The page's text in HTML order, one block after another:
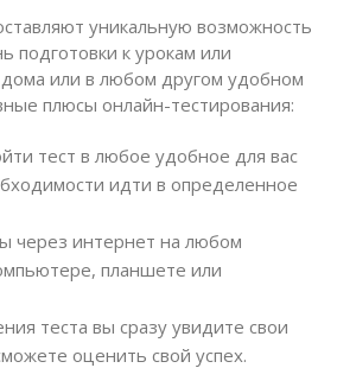
уникальную возможность
подготовки к урокам или
или в любом другом удобном
плюсы онлайн-тестирования:
тест в любое удобное для вас
идти в определенное
через интернет на любом
планшете или
теста вы сразу увидите свои
оценить свой успех.